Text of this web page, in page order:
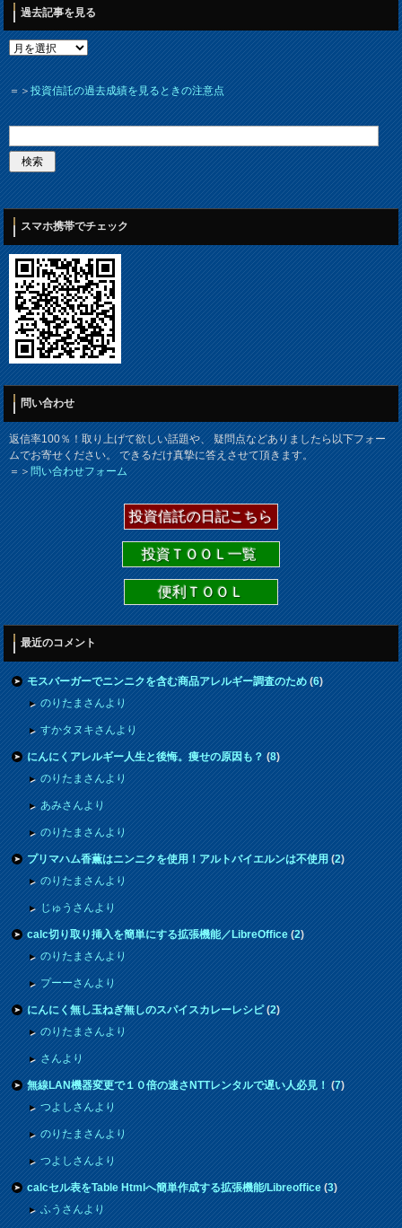
過去記事を見る
＝＞投資信託の過去成績を見るときの注意点
スマホ携帯でチェック
問い合わせ
返信率100％！取り上げて欲しい話題や、 疑問点などありましたら以下フォー
ムでお寄せください。 できるだけ真摯に答えさせて頂きます。
＝＞問い合わせフォーム
投資信託の日記こちら
投資ＴＯＯＬ一覧
便利ＴＯＯＬ
最近のコメント
モスバーガーでニンニクを含む商品アレルギー調査のため(6)
のりたまさんより
すかタヌキさんより
にんにくアレルギー人生と後悔。痩せの原因も？(8)
のりたまさんより
あみさんより
のりたまさんより
プリマハム香薫はニンニクを使用！アルトバイエルンは不使用(2)
のりたまさんより
じゅうさんより
calc切り取り挿入を簡単にする拡張機能／LibreOffice(2)
のりたまさんより
プーーさんより
にんにく無し玉ねぎ無しのスパイスカレーレシピ(2)
のりたまさんより
さんより
無線LAN機器変更で１０倍の速さNTTレンタルで遅い人必見！(7)
つよしさんより
のりたまさんより
つよしさんより
calcセル表をTable Htmlへ簡単作成する拡張機能/Libreoffice(3)
ふうさんより